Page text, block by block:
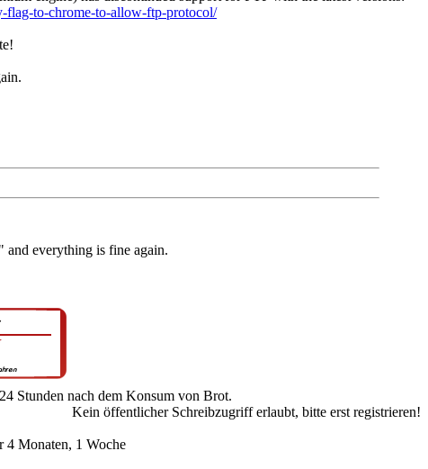
flag-to-chrome-to-allow-ftp-protocol/
everything is fine again.
Stunden nach dem Konsum von Brot.
Kein öffentlicher Schreibzugriff erlaubt, bitte erst registrieren!
4 Monaten, 1 Woche